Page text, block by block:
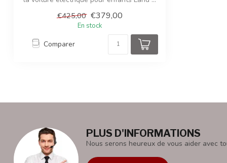
€425,00 €379,00
En stock
Comparer
PLUS D'INFORMATIONS
Nous serons heureux de vous aider avec